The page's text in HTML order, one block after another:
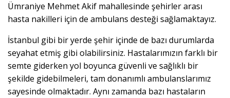
Ümraniye Mehmet Akif mahallesinde şehirler arası
hasta nakilleri için de ambulans desteği sağlamaktayız.
İstanbul gibi bir yerde şehir içinde de bazı durumlarda
seyahat etmiş gibi olabilirsiniz. Hastalarımızın farklı bir
semte giderken yol boyunca güvenli ve sağlıklı bir
şekilde gidebilmeleri, tam donanımlı ambulanslarımız
sayesinde olmaktadır. Aynı zamanda bazı hastaların